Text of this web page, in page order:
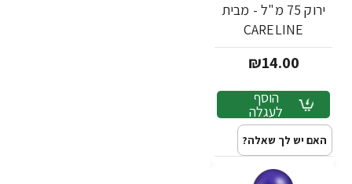
ירוק 75 מ"ל - מבית
CARELINE
₪14.00
הוסף
לעגלה
האם יש לך שאלה?